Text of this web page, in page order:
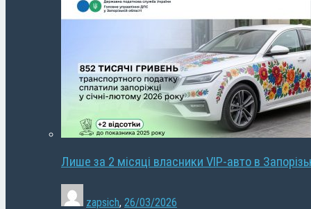
Лише за 2 місяці власники VIP-авто в
zapsich, 26/03/2026